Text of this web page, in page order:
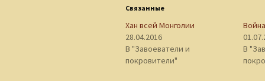
Связанные
Хан всей Монголии
28.04.2016
В "Завоеватели и
покровители"
В